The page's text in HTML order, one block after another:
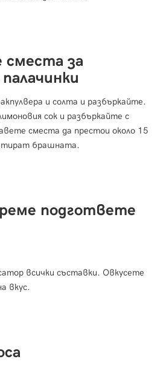
за
и солта и разбъркайте.
сок и разбъркайте с
сместа да престои около 15
брашната.
подгответе
всички съставки. Овкусете
вкус.